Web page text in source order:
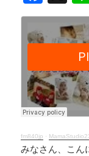
a
c
e
b
o
o
k
fm840jp ·
みなさん、こん